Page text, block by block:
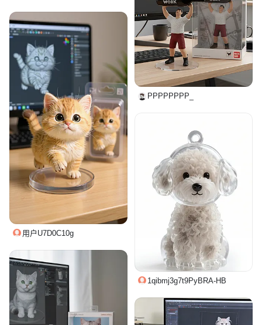
PPPPPPPP_
用户U7D0C10g
1qibmj3g7t9PyBRA-HB